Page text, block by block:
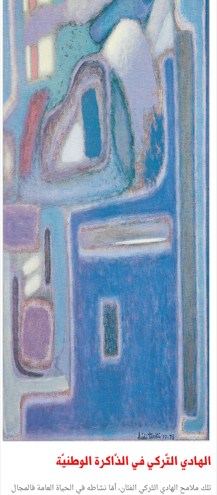
الهادي التّركي في الذّاكرة الوطنيّة
تلك ملامح الهادي التّركي الفنّان، أمّا نشاطه في الحياة العامة فالمجال